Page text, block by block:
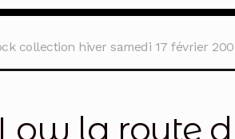
collection hiver samedi 17 février
Low la route